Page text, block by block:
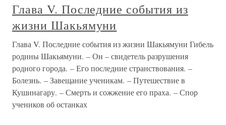
Глава V. Последние события из
жизни Шакьямуни
Глава V. Последние события из жизни Шакьямуни Гибель
родины Шакьямуни. – Он – свидетель разрушения
родного города. – Его последние странствования. –
Болезнь. – Завещание ученикам. – Путешествие в
Кушинагару. – Смерть и сожжение его праха. – Спор
учеников об останках